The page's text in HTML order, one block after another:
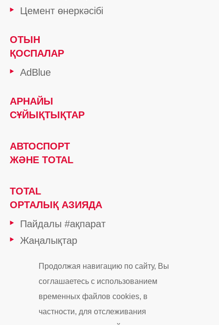
Цемент өнеркәсібі
ОТЫН
ҚОСПАЛАР
AdBlue
АРНАЙЫ
СҰЙЫҚТЫҚТАР
АВТОСПОРТ
ЖӘНЕ TOTAL
TOTAL
ОРТАЛЫҚ АЗИЯДА
Пайдалы #ақпарат
Жаңалықтар
Майлау материалы: TOTAL қағидаттары
НАЗАР
АУДАРЫҢЫЗ НАУҚАН
Продолжая навигацию по сайту, Вы
соглашаетесь с использованием
временных файлов cookies, в
частности, для отслеживания